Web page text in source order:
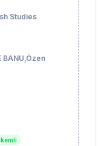
Studies
BANU,Özen